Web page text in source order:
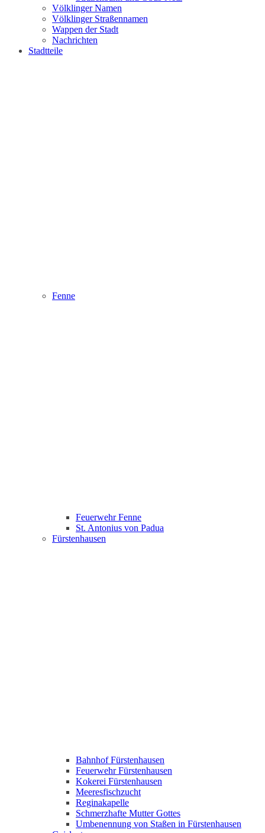
Völklinger Namen
Völklinger Straßennamen
Wappen der Stadt
Nachrichten
Stadtteile
Fenne
Feuerwehr Fenne
St. Antonius von Padua
Fürstenhausen
Bahnhof Fürstenhausen
Feuerwehr Fürstenhausen
Kokerei Fürstenhausen
Meeresfischzucht
Reginakapelle
Schmerzhafte Mutter Gottes
Umbenennung von Staßen in Fürstenhausen